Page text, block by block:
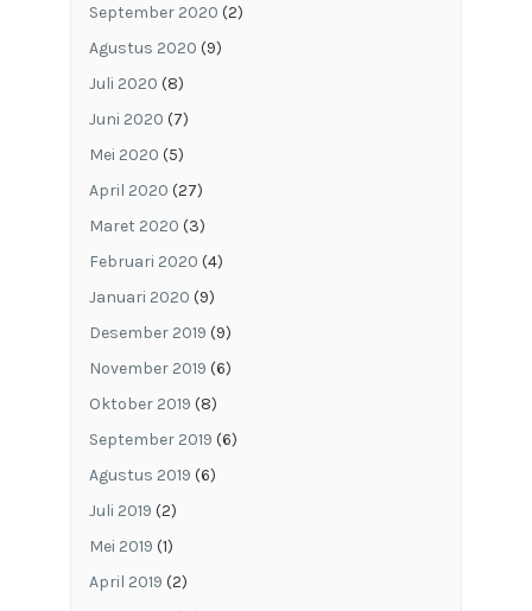
September 2020 (2)
Agustus 2020 (9)
Juli 2020 (8)
Juni 2020 (7)
Mei 2020 (5)
April 2020 (27)
Maret 2020 (3)
Februari 2020 (4)
Januari 2020 (9)
Desember 2019 (9)
November 2019 (6)
Oktober 2019 (8)
September 2019 (6)
Agustus 2019 (6)
Juli 2019 (2)
Mei 2019 (1)
April 2019 (2)